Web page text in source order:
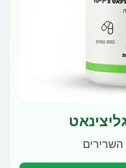
השרירים